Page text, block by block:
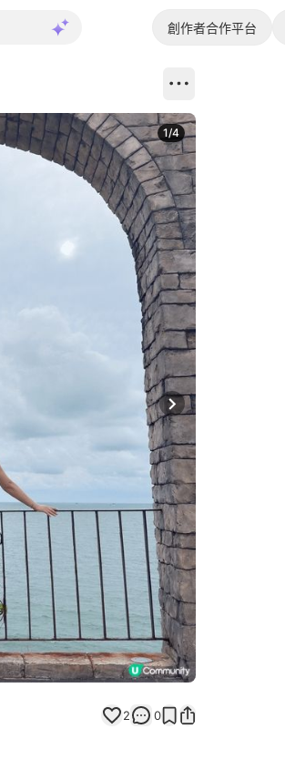
創作者合作平台
Next slide
1/4
2 0